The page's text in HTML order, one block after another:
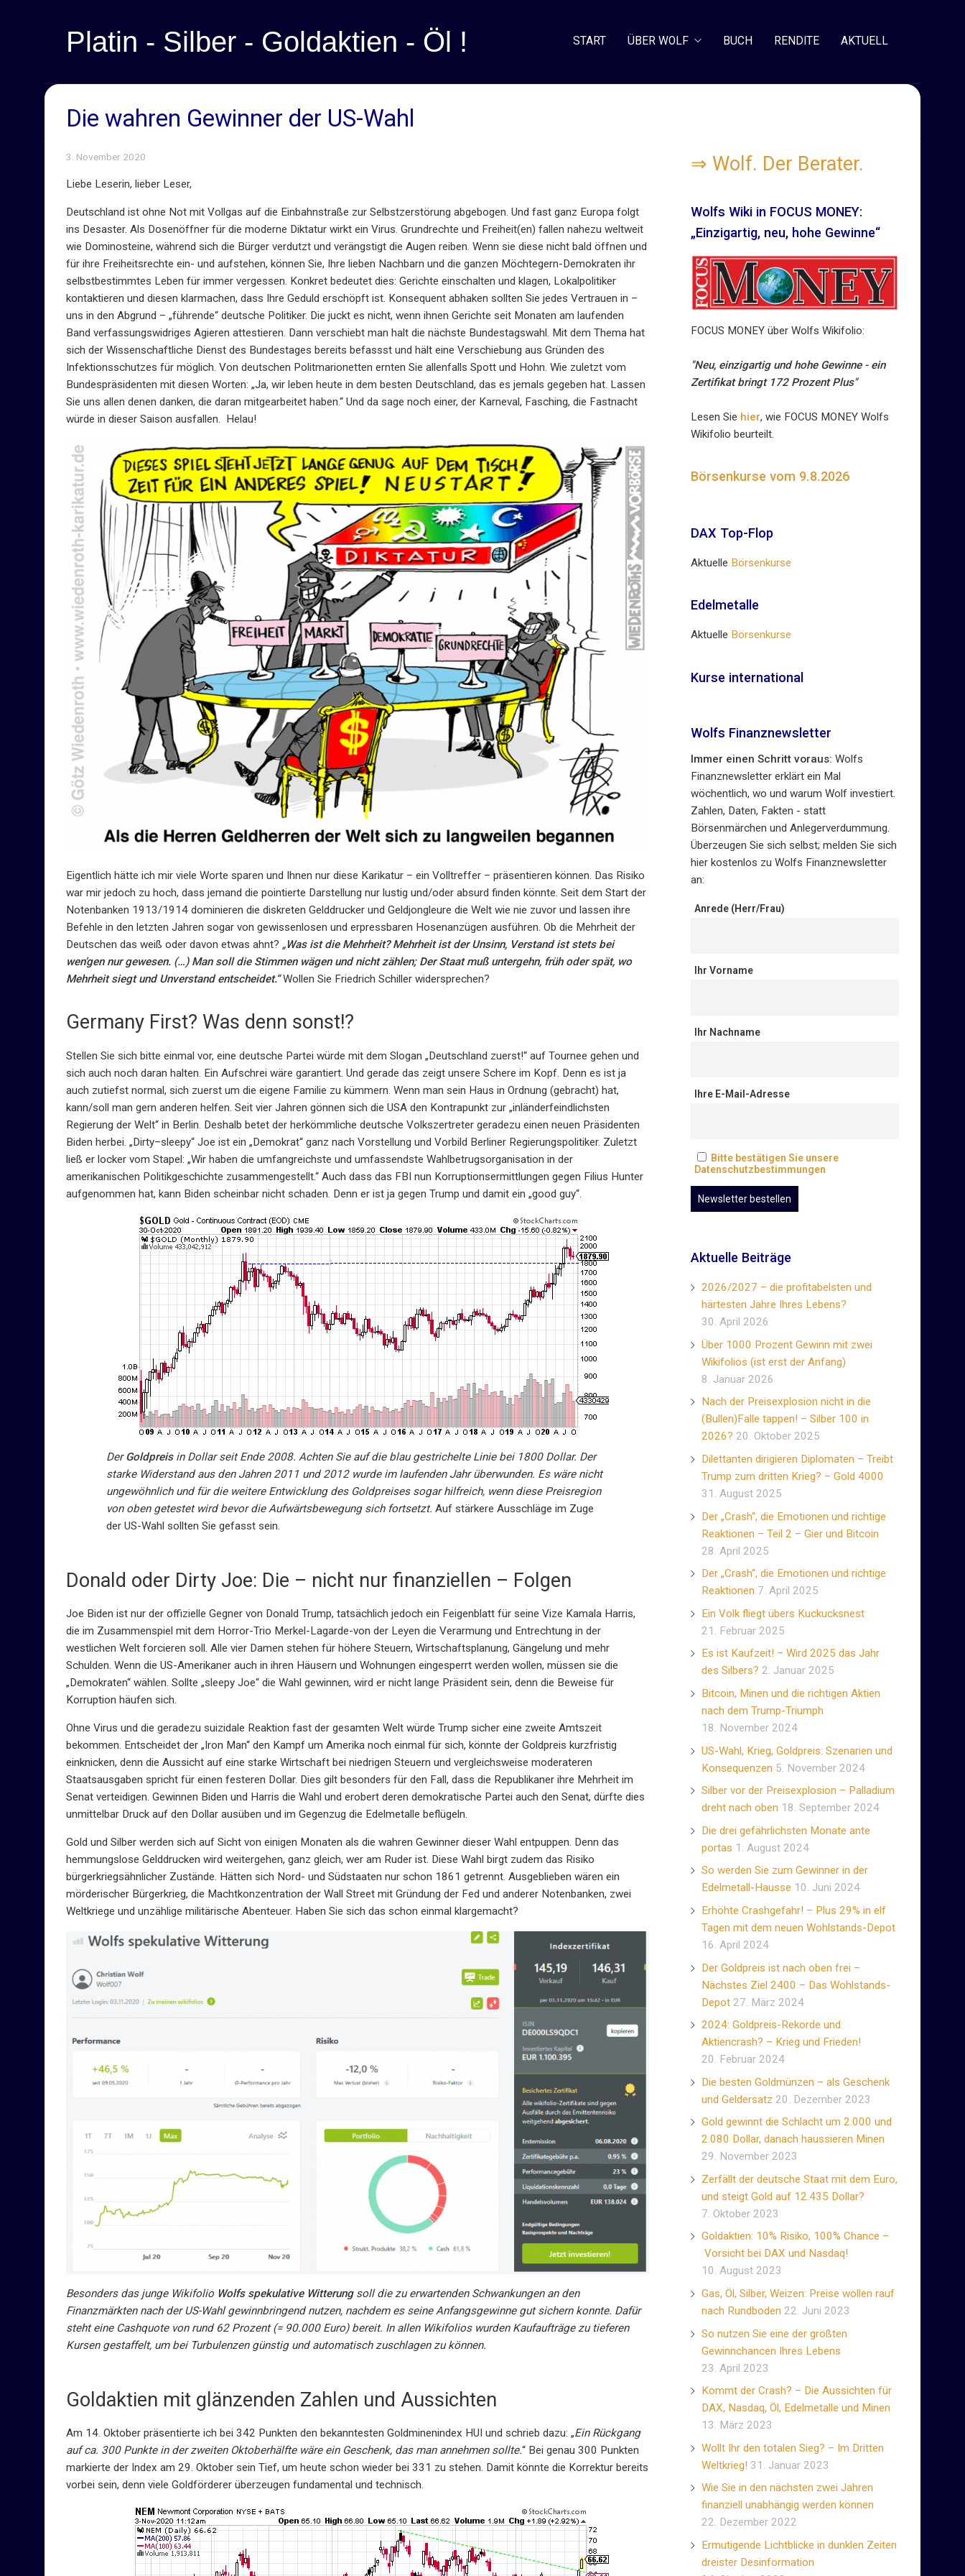
Platin - Silber - Goldaktien - Öl ! START ÜBER WOLF BUCH RENDITE AKTUELL
Die wahren Gewinner der US-Wahl
3. November 2020
Liebe Leserin, lieber Leser,
Deutschland ist ohne Not mit Vollgas auf die Einbahnstraße zur Selbstzerstörung abgebogen. Und fast ganz Europa folgt
ins Desaster. Als Dosenöffner für die moderne Diktatur wirkt ein Virus. Grundrechte und Freiheit(en) fallen nahezu weltweit
wie Dominosteine, während sich die Bürger verdutzt und verängstigt die Augen reiben. Wenn sie diese nicht bald öffnen und
für ihre Freiheitsrechte ein- und aufstehen, können Sie, Ihre lieben Nachbarn und die ganzen Möchtegern-Demokraten ihr
selbstbestimmtes Leben für immer vergessen. Konkret bedeutet dies: Gerichte einschalten und klagen, Lokalpolitiker
kontaktieren und diesen klarmachen, dass Ihre Geduld erschöpft ist. Konsequent abhaken sollten Sie jedes Vertrauen in –
uns in den Abgrund – „führende“ deutsche Politiker. Die juckt es nicht, wenn ihnen Gerichte seit Monaten am laufenden
Band verfassungswidriges Agieren attestieren. Dann verschiebt man halt die nächste Bundestagswahl. Mit dem Thema hat
sich der Wissenschaftliche Dienst des Bundestages bereits befassst und hält eine Verschiebung aus Gründen des
Infektionsschutzes für möglich. Von deutschen Politmarionetten ernten Sie allenfalls Spott und Hohn. Wie zuletzt vom
Bundespräsidenten mit diesen Worten: „Ja, wir leben heute in dem besten Deutschland, das es jemals gegeben hat. Lassen
Sie uns allen denen danken, die daran mitgearbeitet haben.“ Und da sage noch einer, der Karneval, Fasching, die Fastnacht
würde in dieser Saison ausfallen. Helau!
Eigentlich hätte ich mir viele Worte sparen und Ihnen nur diese Karikatur – ein Volltreffer – präsentieren können. Das Risiko
war mir jedoch zu hoch, dass jemand die pointierte Darstellung nur lustig und/oder absurd finden könnte. Seit dem Start der
Notenbanken 1913/1914 dominieren die diskreten Gelddrucker und Geldjongleure die Welt wie nie zuvor und lassen ihre
Befehle in den letzten Jahren sogar von gewissenlosen und erpressbaren Hosenanzügen ausführen. Ob die Mehrheit der
Deutschen das weiß oder davon etwas ahnt? „Was ist die Mehrheit? Mehrheit ist der Unsinn, Verstand ist stets bei
wen’gen nur gewesen. (…) Man soll die Stimmen wägen und nicht zählen; Der Staat muß untergehn, früh oder spät, wo
Mehrheit siegt und Unverstand entscheidet.“Wollen Sie Friedrich Schiller widersprechen?
Germany First? Was denn sonst!?
Stellen Sie sich bitte einmal vor, eine deutsche Partei würde mit dem Slogan „Deutschland zuerst!“ auf Tournee gehen und
sich auch noch daran halten. Ein Aufschrei wäre garantiert. Und gerade das zeigt unsere Schere im Kopf. Denn es ist ja
auch zutiefst normal, sich zuerst um die eigene Familie zu kümmern. Wenn man sein Haus in Ordnung (gebracht) hat,
kann/soll man gern anderen helfen. Seit vier Jahren gönnen sich die USA den Kontrapunkt zur „inländerfeindlichsten
Regierung der Welt“ in Berlin. Deshalb betet der herkömmliche deutsche Volkszertreter geradezu einen neuen Präsidenten
Biden herbei. „Dirty–sleepy“ Joe ist ein „Demokrat“ ganz nach Vorstellung und Vorbild Berliner Regierungspolitiker. Zuletzt
ließ er locker vom Stapel: „Wir haben die umfangreichste und umfassendste Wahlbetrugsorganisation in der
amerikanischen Politikgeschichte zusammengestellt.“ Auch dass das FBI nun Korruptionsermittlungen gegen Filius Hunter
aufgenommen hat, kann Biden scheinbar nicht schaden. Denn er ist ja gegen Trump und damit ein „good guy“.
DerGoldpreisin Dollar seit Ende 2008. Achten Sie auf die blau gestrichelte Linie bei 1800 Dollar. Der
starke Widerstand aus den Jahren 2011 und 2012 wurde im laufenden Jahr überwunden. Es wäre nicht
ungewöhnlich und für die weitere Entwicklung des Goldpreises sogar hilfreich, wenn diese Preisregion
von oben getestet wird bevor die Aufwärtsbewegung sich fortsetzt. Auf stärkere Ausschläge im Zuge
der US-Wahl sollten Sie gefasst sein.
Donald oder Dirty Joe: Die – nicht nur finanziellen – Folgen
Joe Biden ist nur der offizielle Gegner von Donald Trump, tatsächlich jedoch ein Feigenblatt für seine Vize Kamala Harris,
die im Zusammenspiel mit dem Horror-Trio Merkel-Lagarde-von der Leyen die Verarmung und Entrechtung in der
westlichen Welt forcieren soll. Alle vier Damen stehen für höhere Steuern, Wirtschaftsplanung, Gängelung und mehr
Schulden. Wenn die US-Amerikaner auch in ihren Häusern und Wohnungen eingesperrt werden wollen, müssen sie die
„Demokraten“ wählen. Sollte „sleepy Joe“ die Wahl gewinnen, wird er nicht lange Präsident sein, denn die Beweise für
Korruption häufen sich.
Ohne Virus und die geradezu suizidale Reaktion fast der gesamten Welt würde Trump sicher eine zweite Amtszeit
bekommen. Entscheidet der „Iron Man“ den Kampf um Amerika noch einmal für sich, könnte der Goldpreis kurzfristig
einknicken, denn die Aussicht auf eine starke Wirtschaft bei niedrigen Steuern und vergleichsweise moderateren
Staatsausgaben spricht für einen festeren Dollar. Dies gilt besonders für den Fall, dass die Republikaner ihre Mehrheit im
Senat verteidigen. Gewinnen Biden und Harris die Wahl und erobert deren demokratische Partei auch den Senat, dürfte dies
unmittelbar Druck auf den Dollar ausüben und im Gegenzug die Edelmetalle beflügeln.
Gold und Silber werden sich auf Sicht von einigen Monaten als die wahren Gewinner dieser Wahl entpuppen. Denn das
hemmungslose Gelddrucken wird weitergehen, ganz gleich, wer am Ruder ist. Diese Wahl birgt zudem das Risiko
bürgerkriegsähnlicher Zustände. Hätten sich Nord- und Südstaaten nur schon 1861 getrennt. Ausgeblieben wären ein
mörderischer Bürgerkrieg, die Machtkonzentration der Wall Street mit Gründung der Fed und anderer Notenbanken, zwei
Weltkriege und unzählige militärische Abenteuer. Haben Sie sich das schon einmal klargemacht?
Besonders das junge Wikifolio Wolfs spekulative Witterungsoll die zu erwartenden Schwankungen an den
Finanzmärkten nach der US-Wahl gewinnbringend nutzen, nachdem es seine Anfangsgewinne gut sichern konnte. Dafür
steht eine Cashquote von rund 62 Prozent (= 90.000 Euro) bereit. In allen Wikifolios wurden Kaufaufträge zu tieferen
Kursen gestaffelt, um bei Turbulenzen günstig und automatisch zuschlagen zu können.
Goldaktien mit glänzenden Zahlen und Aussichten
Am 14. Oktober präsentierte ich bei 342 Punkten den bekanntesten Goldminenindex HUI und schrieb dazu: „Ein Rückgang
auf ca. 300 Punkte in der zweiten Oktoberhälfte wäre ein Geschenk, das man annehmen sollte.“ Bei genau 300 Punkten
markierte der Index am 29. Oktober sein Tief, um heute schon wieder bei 331 zu stehen. Damit könnte die Korrektur bereits
vorbei sein, denn viele Goldförderer überzeugen fundamental und technisch.
⇒ Wolf. Der Berater.
Wolfs Wiki in FOCUS MONEY:
„Einzigartig, neu, hohe Gewinne“
FOCUS MONEY über Wolfs Wikifolio:
"Neu, einzigartig und hohe Gewinne - ein
Zertifikat bringt 172 Prozent Plus"
Lesen Sie hier, wie FOCUS MONEY Wolfs
Wikifolio beurteilt.
Börsenkurse vom 9.8.2026
DAX Top-Flop
Aktuelle Börsenkurse
Edelmetalle
Aktuelle Börsenkurse
Kurse international
Wolfs Finanznewsletter
Immer einen Schritt voraus: Wolfs
Finanznewsletter erklärt ein Mal
wöchentlich, wo und warum Wolf investiert.
Zahlen, Daten, Fakten - statt
Börsenmärchen und Anlegerverdummung.
Überzeugen Sie sich selbst; melden Sie sich
hier kostenlos zu Wolfs Finanznewsletter
an:
Anrede (Herr/Frau)
Ihr Vorname
Ihr Nachname
Ihre E-Mail-Adresse
Bitte bestätigen Sie unsere
Datenschutzbestimmungen
Aktuelle Beiträge
2026/2027 – die profitabelsten und
härtesten Jahre Ihres Lebens?
30. April 2026
Über 1000 Prozent Gewinn mit zwei
Wikifolios (ist erst der Anfang)
8. Januar 2026
Nach der Preisexplosion nicht in die
(Bullen)Falle tappen! – Silber 100 in
2026? 20. Oktober 2025
Dilettanten dirigieren Diplomaten – Treibt
Trump zum dritten Krieg? – Gold 4000
31. August 2025
Der „Crash“, die Emotionen und richtige
Reaktionen – Teil 2 – Gier und Bitcoin
28. April 2025
Der „Crash“, die Emotionen und richtige
Reaktionen 7. April 2025
Ein Volk fliegt übers Kuckucksnest
21. Februar 2025
Es ist Kaufzeit! – Wird 2025 das Jahr
des Silbers? 2. Januar 2025
Bitcoin, Minen und die richtigen Aktien
nach dem Trump-Triumph
18. November 2024
US-Wahl, Krieg, Goldpreis: Szenarien und
Konsequenzen 5. November 2024
Silber vor der Preisexplosion – Palladium
dreht nach oben 18. September 2024
Die drei gefährlichsten Monate ante
portas 1. August 2024
So werden Sie zum Gewinner in der
Edelmetall-Hausse 10. Juni 2024
Erhöhte Crashgefahr! – Plus 29% in elf
Tagen mit dem neuen Wohlstands-Depot
16. April 2024
Der Goldpreis ist nach oben frei –
Nächstes Ziel 2400 – Das Wohlstands-
Depot 27. März 2024
2024: Goldpreis-Rekorde und
Aktiencrash? – Krieg und Frieden!
20. Februar 2024
Die besten Goldmünzen – als Geschenk
und Geldersatz 20. Dezember 2023
Gold gewinnt die Schlacht um 2.000 und
2.080 Dollar, danach haussieren Minen
29. November 2023
Zerfällt der deutsche Staat mit dem Euro,
und steigt Gold auf 12.435 Dollar?
7. Oktober 2023
Goldaktien: 10% Risiko, 100% Chance –
Vorsicht bei DAX und Nasdaq!
10. August 2023
Gas, Öl, Silber, Weizen: Preise wollen rauf
nach Rundboden 22. Juni 2023
So nutzen Sie eine der größten
Gewinnchancen Ihres Lebens
23. April 2023
Kommt der Crash? – Die Aussichten für
DAX, Nasdaq, Öl, Edelmetalle und Minen
13. März 2023
Wollt Ihr den totalen Sieg? – Im Dritten
Weltkrieg! 31. Januar 2023
Wie Sie in den nächsten zwei Jahren
finanziell unabhängig werden können
22. Dezember 2022
Ermutigende Lichtblicke in dunklen Zeiten
dreister Desinformation